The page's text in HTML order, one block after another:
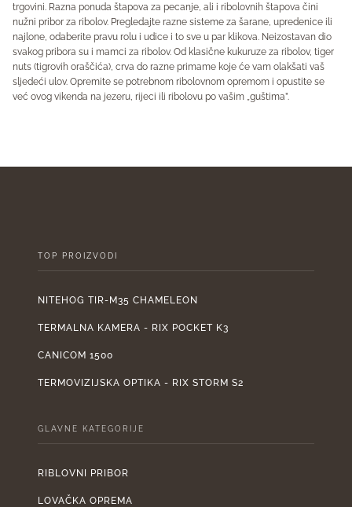
trgovini. Razna ponuda štapova za pecanje, ali i ribolovnih štapova čini
nužni pribor za ribolov. Pregledajte razne sisteme za šarane, upredenice ili
najlone, odaberite pravu rolu i udice i to sve u par klikova. Neizostavan dio
svakog pribora su i mamci za ribolov. Od klasične kukuruze za ribolov, tiger
nuts (tigrovih oraščića), crva do razne primame koje će vam olakšati vaš
sljedeći ulov. Opremite se potrebnom ribolovnom opremom i opustite se
već ovog vikenda na jezeru, rijeci ili ribolovu po vašim „guštima”.
TOP PROIZVODI
NITEHOG TIR-M35 CHAMELEON
TERMALNA KAMERA - RIX POCKET K3
CANICOM 1500
TERMOVIZIJSKA OPTIKA - RIX STORM S2
GLAVNE KATEGORIJE
RIBLOVNI PRIBOR
LOVAČKA OPREMA